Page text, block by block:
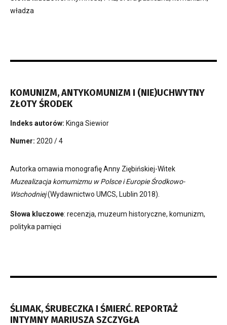
władza
KOMUNIZM, ANTYKOMUNIZM I (NIE)UCHWYTNY
ZŁOTY ŚRODEK
Indeks autorów: Kinga Siewior
Numer: 2020 / 4
Autorka omawia monografię Anny Ziębińskiej-Witek
Muzealizacja komumizmu w Polsce i Europie Środkowo-
Wschodniej(Wydawnictwo UMCS, Lublin 2018).
Słowa kluczowe: recenzja, muzeum historyczne, komunizm,
polityka pamięci
ŚLIMAK, ŚRUBECZKA I ŚMIERĆ. REPORTAŻ
INTYMNY MARIUSZA SZCZYGŁA